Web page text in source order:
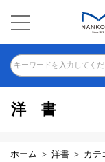
キーワードを入力してく
洋書
ホーム 洋書 カテ